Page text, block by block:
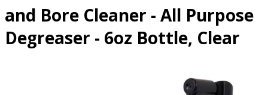
and Bore Cleaner - All Purpose
Degreaser - 6oz Bottle, Clear